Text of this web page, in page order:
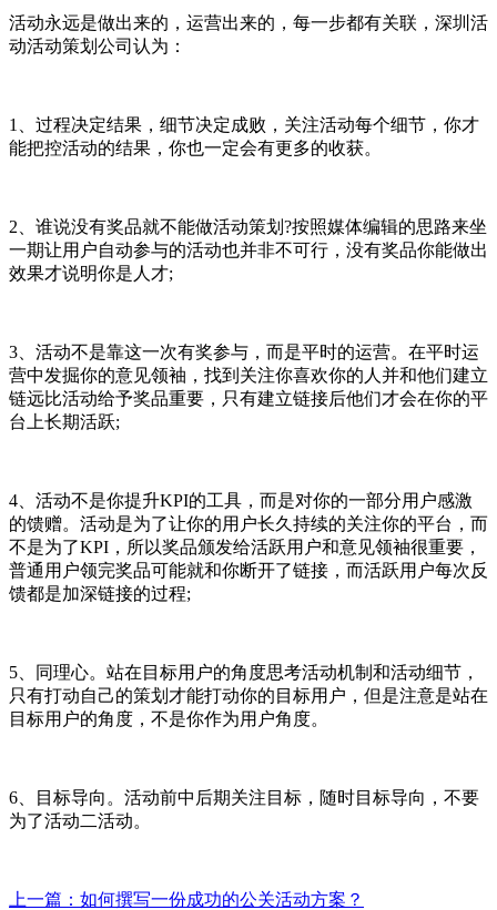
活动永远是做出来的，运营出来的，每一步都有关联，深圳活
动活动策划公司认为：
1、过程决定结果，细节决定成败，关注活动每个细节，你才
能把控活动的结果，你也一定会有更多的收获。
2、谁说没有奖品就不能做活动策划?按照媒体编辑的思路来坐
一期让用户自动参与的活动也并非不可行，没有奖品你能做出
效果才说明你是人才;
3、活动不是靠这一次有奖参与，而是平时的运营。在平时运
营中发掘你的意见领袖，找到关注你喜欢你的人并和他们建立
链远比活动给予奖品重要，只有建立链接后他们才会在你的平
台上长期活跃;
4、活动不是你提升KPI的工具，而是对你的一部分用户感激
的馈赠。活动是为了让你的用户长久持续的关注你的平台，而
不是为了KPI，所以奖品颁发给活跃用户和意见领袖很重要，
普通用户领完奖品可能就和你断开了链接，而活跃用户每次反
馈都是加深链接的过程;
5、同理心。站在目标用户的角度思考活动机制和活动细节，
只有打动自己的策划才能打动你的目标用户，但是注意是站在
目标用户的角度，不是你作为用户角度。
6、目标导向。活动前中后期关注目标，随时目标导向，不要
为了活动二活动。
上一篇：如何撰写一份成功的公关活动方案？